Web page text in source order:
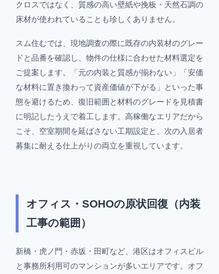
クロスではなく、質感の高い壁紙や挽板・天然石調の
床材が使われていることも珍しくありません。
スム住むでは、現地調査の際に既存の内装材のグレー
ドと品番を確認し、物件の仕様に合わせた材料選定を
ご提案します。「元の内装と質感が揃わない」「安価
な材料に置き換わって資産価値が下がる」といった事
態を避けるため、復旧範囲と材料のグレードを見積書
に明記したうえで着工します。高稼働なエリアだから
こそ、空室期間を延ばさない工期設定と、次の入居者
募集に耐える仕上がりの両立を重視しています。
オフィス・SOHOの原状回復（内装
工事の範囲）
新橋・虎ノ門・赤坂・田町など、港区はオフィスビル
と事務所利用可のマンションが多いエリアです。オフ